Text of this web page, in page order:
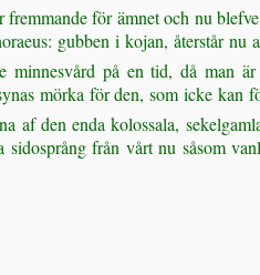
för ämnet och nu
gubben i kojan, återstår
på en tid, då man
mörka för den, som icke kan
af den enda kolossala,
från vårt nu såsom